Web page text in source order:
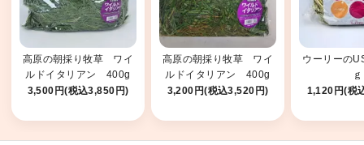
高原の朝採り牧草 ワイ
ルドイタリアン 400g
2025
3,500円(税込3,850円)
高原の朝採り牧草 ワイ
ルドイタリアン 400g
2026
3,200円(税込3,520円)
ウーリーの
ｇ
1,120円(税